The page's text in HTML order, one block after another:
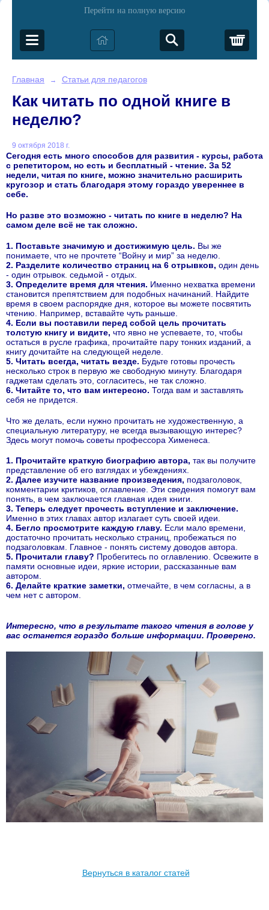
Перейти на полную версию
Главная → Статьи для педагогов
Как читать по одной книге в
неделю?
9 октября 2018 г.
Сегодня есть много способов для развития - курсы, работа
с репетитором, но есть и бесплатный - чтение. За 52
недели, читая по книге, можно значительно расширить
кругозор и стать благодаря этому гораздо увереннее в
себе.
Но разве это возможно - читать по книге в неделю? На
самом деле всё не так сложно.
1. Поставьте значимую и достижимую цель. Вы же
понимаете, что не прочтете “Войну и мир” за неделю.
2. Разделите количество страниц на 6 отрывков, один день
- один отрывок. седьмой - отдых.
3. Определите время для чтения. Именно нехватка времени
становится препятствием для подобных начинаний. Найдите
время в своем распорядке дня, которое вы можете посвятить
чтению. Например, вставайте чуть раньше.
4. Если вы поставили перед собой цель прочитать
толстую книгу и видите, что явно не успеваете, то, чтобы
остаться в русле графика, прочитайте пару тонких изданий, а
книгу дочитайте на следующей неделе.
5. Читать всегда, читать везде. Будьте готовы прочесть
несколько строк в первую же свободную минуту. Благодаря
гаджетам сделать это, согласитесь, не так сложно.
6. Читайте то, что вам интересно. Тогда вам и заставлять
себя не придется.
Что же делать, если нужно прочитать не художественную, а
специальную литературу, не всегда вызывающую интерес?
Здесь могут помочь советы профессора Хименеса.
1. Прочитайте краткую биографию автора, так вы получите
представление об его взглядах и убеждениях.
2. Далее изучите название произведения, подзаголовок,
комментарии критиков, оглавление. Эти сведения помогут вам
понять, в чем заключается главная идея книги.
3. Теперь следует прочесть вступление и заключение.
Именно в этих главах автор излагает суть своей идеи.
4. Бегло просмотрите каждую главу. Если мало времени,
достаточно прочитать несколько страниц, пробежаться по
подзаголовкам. Главное - понять систему доводов автора.
5. Прочитали главу? Пробегитесь по оглавлению. Освежите в
памяти основные идеи, яркие истории, рассказанные вам
автором.
6. Делайте краткие заметки, отмечайте, в чем согласны, а в
чем нет с автором.
Интересно, что в результате такого чтения в голове у
вас останется гораздо больше информации. Проверено.
Вернуться в каталог статей